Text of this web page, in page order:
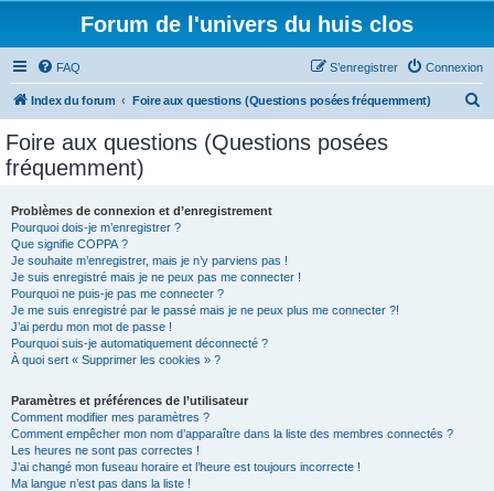
Forum de l'univers du huis clos
FAQ Connexion
S’enregistrer
Index du forum Foire aux questions (Questions posées fréquemment)
Foire aux questions (Questions posées
fréquemment)
Problèmes de connexion et d’enregistrement
Pourquoi dois-je m’enregistrer ?
Que signifie COPPA ?
Je souhaite m’enregistrer, mais je n’y parviens pas !
Je suis enregistré mais je ne peux pas me connecter !
Pourquoi ne puis-je pas me connecter ?
Je me suis enregistré par le passé mais je ne peux plus me connecter ?!
J’ai perdu mon mot de passe !
Pourquoi suis-je automatiquement déconnecté ?
À quoi sert « Supprimer les cookies » ?
Paramètres et préférences de l’utilisateur
Comment modifier mes paramètres ?
Comment empêcher mon nom d’apparaître dans la liste des membres connectés ?
Les heures ne sont pas correctes !
J’ai changé mon fuseau horaire et l’heure est toujours incorrecte !
Ma langue n’est pas dans la liste !